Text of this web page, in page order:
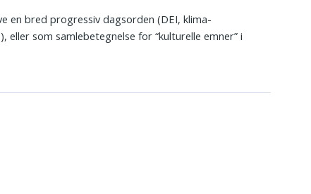
en bred progressiv dagsorden (DEI, klima-
som samlebetegnelse for “kulturelle emner” i